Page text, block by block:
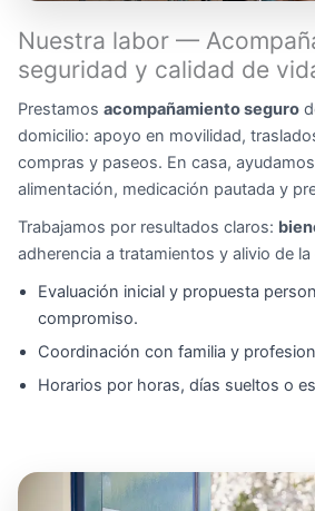
Nuestra labor —
seguridad y calidad de
Prestamos acompañamiento seguro
domicilio: apoyo en movilidad,
compras y paseos. En casa,
alimentación, medicación pautada y
Trabajamos por resultados claros:
adherencia a tratamientos y alivio de la
Evaluación inicial y propuesta
compromiso.
Coordinación con familia y
Horarios por horas, días sueltos o